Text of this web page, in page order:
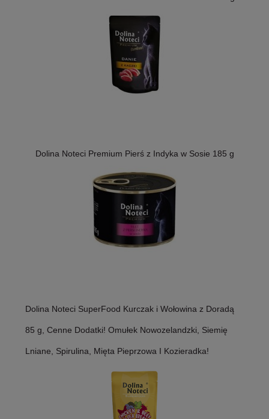
Dolina Noteci Premium Pierś z Indyka w Sosie 185 g
Dolina Noteci SuperFood Kurczak i Wołowina z Doradą
85 g, Cenne Dodatki! Omułek Nowozelandzki, Siemię
Lniane, Spirulina, Mięta Pieprzowa I Kozieradka!